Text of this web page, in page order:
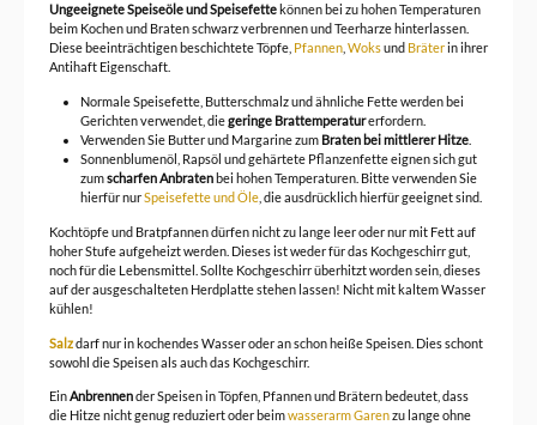
Ungeeignete Speiseöle und Speisefette können bei zu hohen Temperaturen
beim Kochen und Braten schwarz verbrennen und Teerharze hinterlassen.
Diese beeinträchtigen beschichtete Töpfe, Pfannen Woksund Bräterin ihrer
Antihaft Eigenschaft.
Normale Speisefette, Butterschmalz und ähnliche Fette werden bei
Gerichten verwendet, diegeringe Brattemperaturerfordern.
Verwenden Sie Butter und Margarine zum Braten bei mittlerer Hitze.
Sonnenblumenöl, Rapsöl und gehärtete Pflanzenfette eignen sich gut
zumscharfen Anbratenbei hohen Temperaturen. Bitte verwenden Sie
hierfür nurSpeisefette und Öle, die ausdrücklich hierfür geeignet sind.
Kochtöpfe und Bratpfannen dürfen nicht zu lange leer oder nur mit Fett auf
hoher Stufe aufgeheizt werden. Dieses ist weder für das Kochgeschirr gut,
noch für die Lebensmittel. Sollte Kochgeschirr überhitzt worden sein, dieses
auf der ausgeschalteten Herdplatte stehen lassen! Nicht mit kaltem Wasser
kühlen!
Salzdarf nur in kochendes Wasser oder an schon heiße Speisen. Dies schont
sowohl die Speisen als auch das Kochgeschirr.
EinAnbrennender Speisen in Töpfen, Pfannen und Brätern bedeutet, dass
die Hitze nicht genug reduziert oder beimwasserarm Garenzu lange ohne